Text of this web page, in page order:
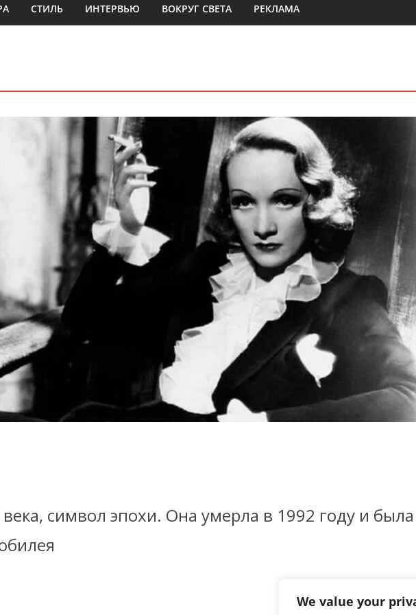
We value your
СТИЛЬ ИНТЕРВЬЮ ВОКРУГ СВЕТА РЕКЛАМА
символ эпохи. Она умерла в 1992 году и